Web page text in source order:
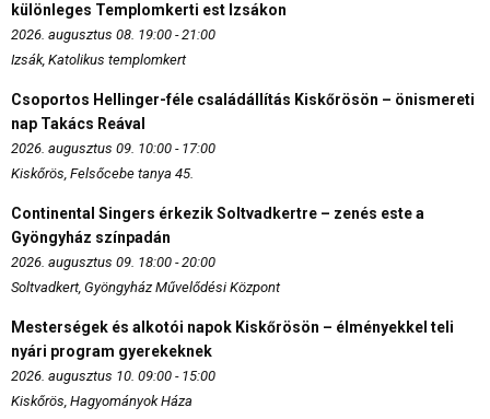
különleges Templomkerti est Izsákon
2026. augusztus 08. 19:00 - 21:00
Izsák, Katolikus templomkert
Csoportos Hellinger-féle családállítás Kiskőrösön – önismereti
nap Takács Reával
2026. augusztus 09. 10:00 - 17:00
Kiskőrös, Felsőcebe tanya 45.
Continental Singers érkezik Soltvadkertre – zenés este a
Gyöngyház színpadán
2026. augusztus 09. 18:00 - 20:00
Soltvadkert, Gyöngyház Művelődési Központ
Mesterségek és alkotói napok Kiskőrösön – élményekkel teli
nyári program gyerekeknek
2026. augusztus 10. 09:00 - 15:00
Kiskőrös, Hagyományok Háza